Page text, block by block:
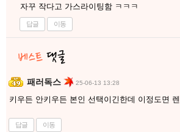
자꾸 작다고 가스라이팅함 ㅋㅋㅋ
답글 이동
패러독스 25-06-13 13:28
키우든 안키우든 본인 선택이긴한데 이정도면
답글 이동